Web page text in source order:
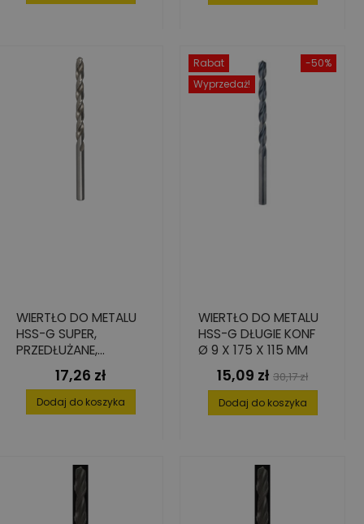
WIERTŁO DO METALU
HSS-G SUPER,
PRZEDŁUŻANE,
6,5X97/148
Cena
17,26 zł
Dodaj do koszyka
-50%
Rabat
Wyprzedaż!
WIERTŁO DO METALU
HSS-G DŁUGIE KONF
Ø 9 X 175 X 115 MM
Cena
15,09 zł Cena
podstawowa
30,17 zł
Dodaj do koszyka